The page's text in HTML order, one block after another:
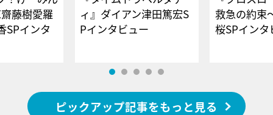
藤樹愛羅
SPインタ
ィ』ダイアン津田篤宏S
Pインタビュー
救急の約束
桜SPイ
ピックアップ記事をもっと見る